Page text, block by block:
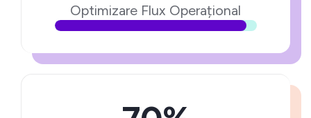
Optimizare Flux Operațional